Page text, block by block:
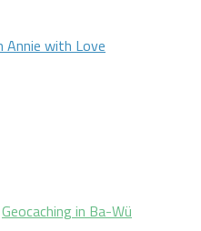
Annie with Love
Geocaching in Ba-Wü